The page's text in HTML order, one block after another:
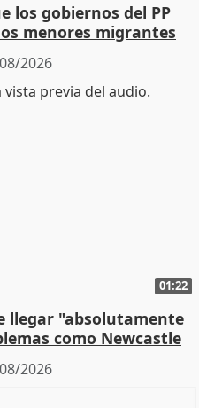
los gobiernos del PP
menores migrantes
2026
01:22
llegar "absolutamente
como Newcastle
2026